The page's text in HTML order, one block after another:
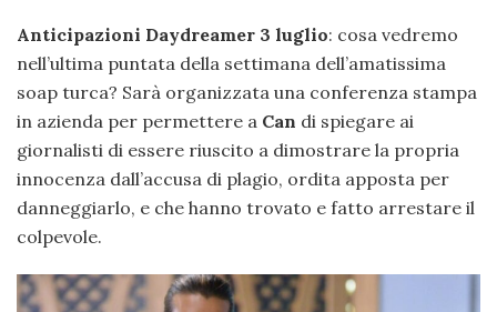
Anticipazioni Daydreamer 3 luglio: cosa vedremo
nell’ultima puntata della settimana dell’amatissima
soap turca? Sarà organizzata una conferenza stampa
in azienda per permettere a Can di spiegare ai
giornalisti di essere riuscito a dimostrare la propria
innocenza dall’accusa di plagio, ordita apposta per
danneggiarlo, e che hanno trovato e fatto arrestare il
colpevole.